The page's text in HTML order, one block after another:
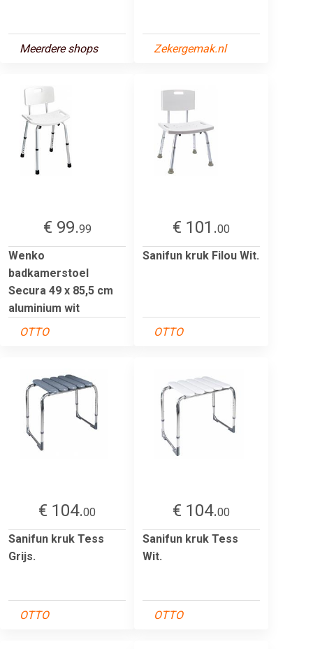
Meerdere shops Zekergemak.nl
€ 99.99
Wenko
badkamerstoel
Secura 49 x 85,5 cm
aluminium wit
OTTO
€ 101.00
Sanifun kruk Filou Wit.
OTTO
€ 104.00
Sanifun kruk Tess
Grijs.
OTTO
€ 104.00
Sanifun kruk Tess
Wit.
OTTO